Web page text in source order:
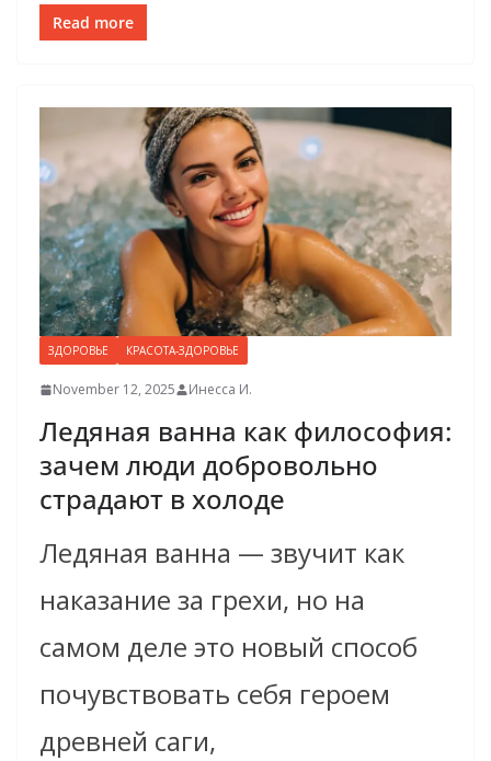
Read more
ЗДОРОВЬЕ КРАСОТА-ЗДОРОВЬЕ
November 12, 2025 Инесса И.
Ледяная ванна как философия:
зачем люди добровольно
страдают в холоде
Ледяная ванна — звучит как
наказание за грехи, но на
самом деле это новый способ
почувствовать себя героем
древней саги,